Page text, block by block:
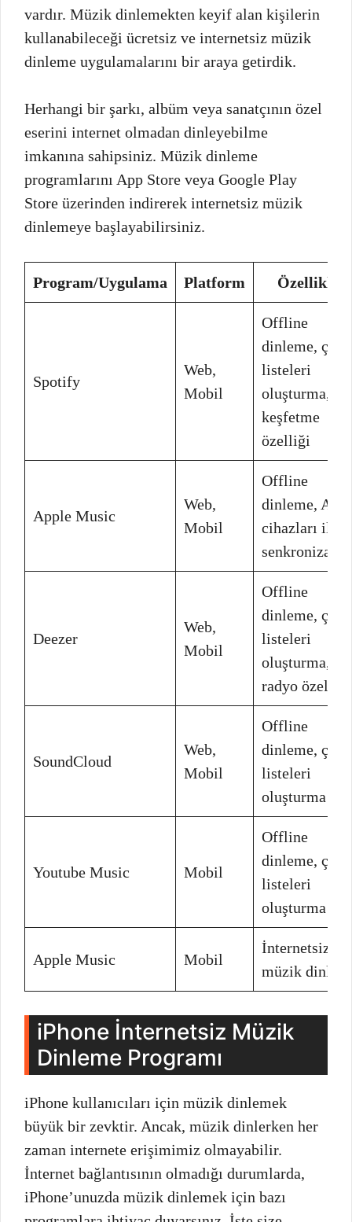
vardır. Müzik dinlemekten keyif alan kişilerin
kullanabileceği ücretsiz ve internetsiz müzik
dinleme uygulamalarını bir araya getirdik.
Herhangi bir şarkı, albüm veya sanatçının özel
eserini internet olmadan dinleyebilme
imkanına sahipsiniz. Müzik dinleme
programlarını App Store veya Google Play
Store üzerinden indirerek internetsiz müzik
dinlemeye başlayabilirsiniz.
Program/Uygulama Platform Özellikler
Spotify
Web,
Mobil
Offline
dinleme,
listeleri
oluşturma,
keşfetme
özelliği
Apple Music
Web,
Mobil
Offline
dinleme,
cihazları ile
Deezer
Web,
Mobil
Offline
dinleme,
listeleri
oluşturma,
radyo özelliği
SoundCloud
Web,
Mobil
Offline
dinleme,
listeleri
oluşturma
Youtube Music Mobil
Offline
dinleme,
listeleri
oluşturma
Apple Music Mobil
İnternetsiz
müzik
iPhone İnternetsiz Müzik
Dinleme Programı
iPhone kullanıcıları için müzik dinlemek
büyük bir zevktir. Ancak, müzik dinlerken her
zaman internete erişimimiz olmayabilir.
İnternet bağlantısının olmadığı durumlarda,
iPhone’unuzda müzik dinlemek için bazı